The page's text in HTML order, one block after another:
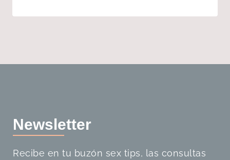
Newsletter
Recibe en tu buzón sex tips, las consultas